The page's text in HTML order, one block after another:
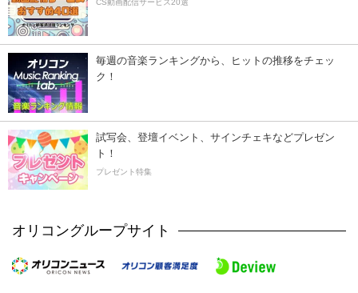
CS動画配信サービス20選
毎週の音楽ランキングから、ヒットの推移をチェッ
ク！
試写会、登壇イベント、サインチェキなどプレゼン
ト！
プレゼント特集
オリコングループサイト